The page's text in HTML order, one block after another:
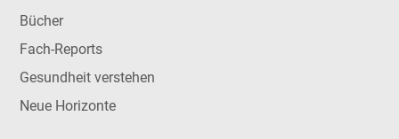
Bücher
Fach-Reports
Gesundheit verstehen
Neue Horizonte